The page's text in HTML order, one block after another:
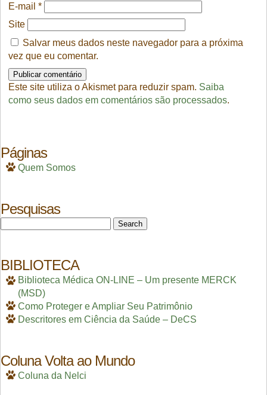
E-mail *
Site
Salvar meus dados neste navegador para a próxima
vez que eu comentar.
Este site utiliza o Akismet para reduzir spam. Saiba
como seus dados em comentários são processados.
Páginas
Quem Somos
Pesquisas
for:
BIBLIOTECA
Biblioteca Médica ON-LINE – Um presente MERCK
(MSD)
Como Proteger e Ampliar Seu Patrimônio
Descritores em Ciência da Saúde – DeCS
Coluna Volta ao Mundo
Coluna da Nelci